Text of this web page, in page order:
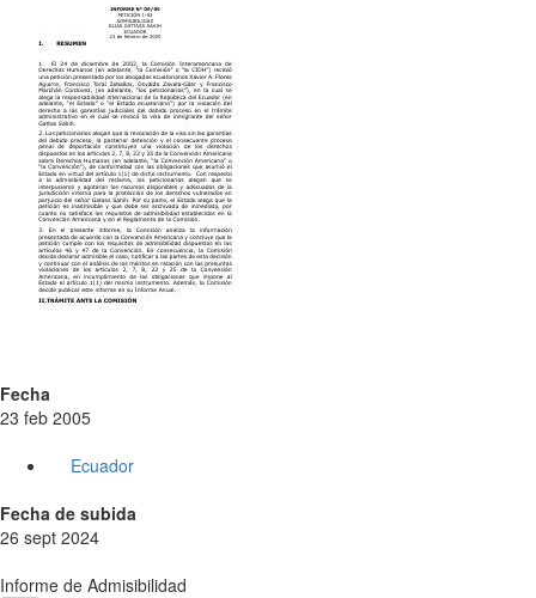
Fecha
23 feb 2005
Ecuador
Fecha de subida
26 sept 2024
Informe de Admisibilidad